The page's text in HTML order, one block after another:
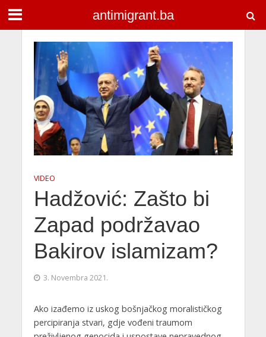
antimigrant.ba
VIDEO
Hadžović: Zašto bi
Zapad podržavao
Bakirov islamizam?
3. Novembra 2021.
Ako izađemo iz uskog bošnjačkog moralističkog
percipiranja stvari, gdje vođeni traumom